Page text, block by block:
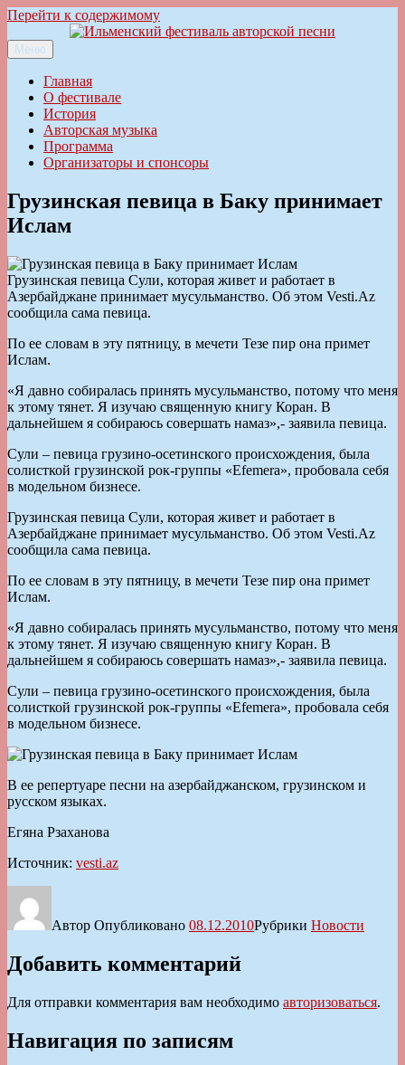
Перейти к содержимому
Ильменский фестиваль авторской песни
Меню
Главная
О фестивале
История
Авторская музыка
Программа
Организаторы и спонсоры
Грузинская певица в Баку принимает
Ислам
Грузинская певица Сули, которая живет и работает в
Азербайджане принимает мусульманство. Об этом Vesti.Az
сообщила сама певица.
По ее словам в эту пятницу, в мечети Тезе пир она примет
Ислам.
«Я давно собиралась принять мусульманство, потому что меня
к этому тянет. Я изучаю священную книгу Коран. В
дальнейшем я собираюсь совершать намаз»,- заявила певица.
Сули – певица грузино-осетинского происхождения, была
солисткой грузинской рок-группы «Efemera», пробовала себя
в модельном бизнесе.
Грузинская певица Сули, которая живет и работает в
Азербайджане принимает мусульманство. Об этом Vesti.Az
сообщила сама певица.
По ее словам в эту пятницу, в мечети Тезе пир она примет
Ислам.
«Я давно собиралась принять мусульманство, потому что меня
к этому тянет. Я изучаю священную книгу Коран. В
дальнейшем я собираюсь совершать намаз»,- заявила певица.
Сули – певица грузино-осетинского происхождения, была
солисткой грузинской рок-группы «Efemera», пробовала себя
в модельном бизнесе.
В ее репертуаре песни на азербайджанском, грузинском и
русском языках.
Егяна Рзаханова
Источник: vesti.az
Автор Опубликовано 08.12.2010Рубрики Новости
Добавить комментарий
Для отправки комментария вам необходимо авторизоваться.
Навигация по записям